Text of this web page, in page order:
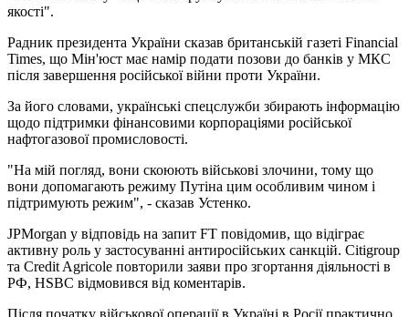
якості".
Радник президента України сказав британській газеті Financial
Times, що Мін'юст має намір подати позови до банків у МКС
після завершення російської війни проти України.
За його словами, українські спецслужби збирають інформацію
щодо підтримки фінансовими корпораціями російської
нафтогазової промисловості.
"На мій погляд, вони скоюють військові злочини, тому що
вони допомагають режиму Путіна цим особливим чином і
підтримують режим", - сказав Устенко.
JPMorgan у відповідь на запит FT повідомив, що відіграє
активну роль у застосуванні антиросійських санкцій. Citigroup
та Credit Agricole повторили заяви про згортання діяльності в
РФ, HSBC відмовився від коментарів.
Після початку військової операції в Україні в Росії практично